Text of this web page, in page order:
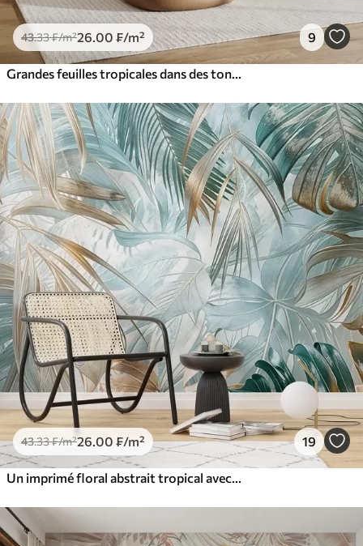
43.33₣/m²26 .00 ₣/m² 9
43.33₣/m²26 .00 ₣/m² 19